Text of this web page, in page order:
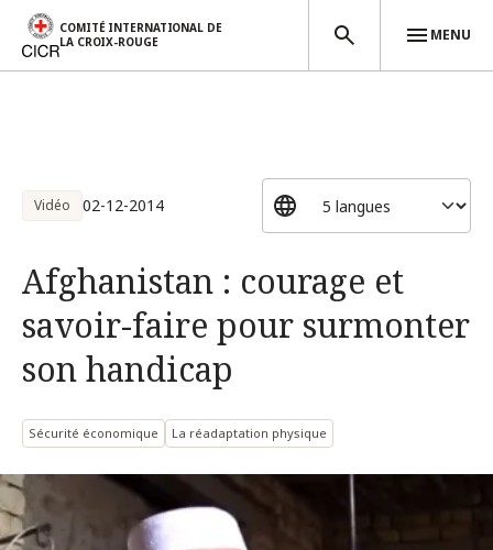
COMITÉ INTERNATIONAL DE
LA CROIX-ROUGE
MENU
Vidéo 02-12-2014
Afghanistan : courage et
savoir-faire pour surmonter
son handicap
Sécurité économique La réadaptation physique